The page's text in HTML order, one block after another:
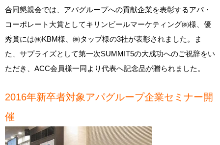
合同懇親会では、アパグループへの貢献企業を表彰するアパ・
コーポレート大賞としてキリンビールマーケティング㈱様、優
秀賞には㈱KBM様、㈱タップ様の3社が表彰されました。ま
た、サプライズとして第一次SUMMIT5の大成功へのご祝辞をい
ただき、ACC会員様一同より代表へ記念品が贈られました。
2016年新卒者対象アパグループ企業セミナー開
催